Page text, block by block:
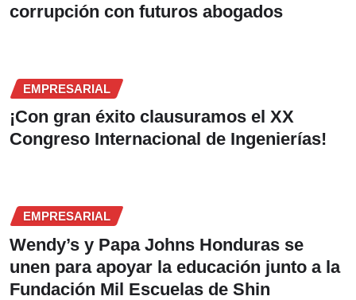
corrupción con futuros abogados
EMPRESARIAL
¡Con gran éxito clausuramos el XX
Congreso Internacional de Ingenierías!
EMPRESARIAL
Wendy’s y Papa Johns Honduras se
unen para apoyar la educación junto a la
Fundación Mil Escuelas de Shin